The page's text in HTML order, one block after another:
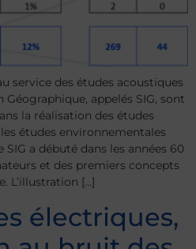
service des études acoustiques
Géographique, appelés SIG, sont
la réalisation des études
études environnementales
a débuté dans les années 60
et des premiers concepts
L’illustration […]
électriques,